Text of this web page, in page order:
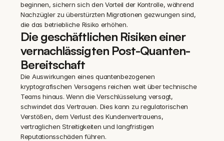
beginnen, sichern sich den Vorteil der Kontrolle, während
Nachzügler zu überstürzten Migrationen gezwungen sind,
die das betriebliche Risiko erhöhen.
Die geschäftlichen Risiken einer
vernachlässigten Post-Quanten-
Bereitschaft
Die Auswirkungen eines quantenbezogenen
kryptografischen Versagens reichen weit über technische
Teams hinaus. Wenn die Verschlüsselung versagt,
schwindet das Vertrauen. Dies kann zu regulatorischen
Verstößen, dem Verlust des Kundenvertrauens,
vertraglichen Streitigkeiten und langfristigen
Reputationsschäden führen.